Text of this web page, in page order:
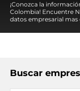
¡Conozca la
Colombia! Encuentre
datos empresarial mas
Buscar